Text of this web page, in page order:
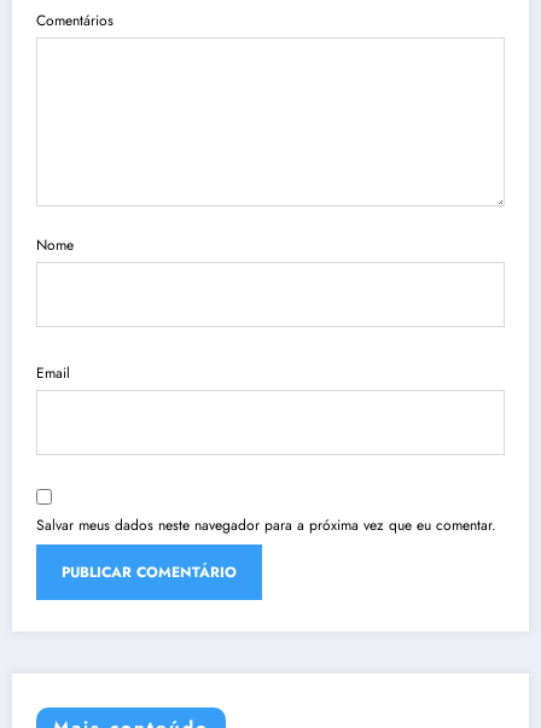
Comentários
Nome
Email
Salvar meus dados neste navegador para a próxima vez que eu comentar.